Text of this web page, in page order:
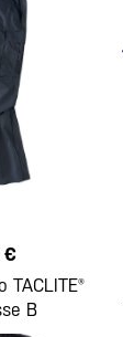
€
TACLITE®
B